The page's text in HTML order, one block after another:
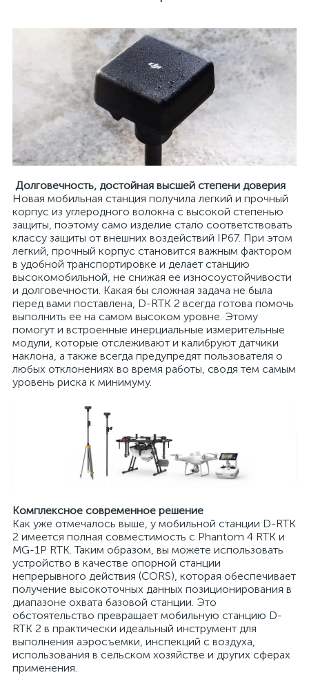
Долговечность, достойная высшей степени доверия
Новая мобильная станция получила легкий и прочный
корпус из углеродного волокна с высокой степенью
защиты, поэтому само изделие стало соответствовать
классу защиты от внешних воздействий IP67. При этом
легкий, прочный корпус становится важным фактором
в удобной транспортировке и делает станцию
высокомобильной, не снижая ее износоустойчивости
и долговечности. Какая бы сложная задача не была
перед вами поставлена, D-RTK 2 всегда готова помочь
выполнить ее на самом высоком уровне. Этому
помогут и встроенные инерциальные измерительные
модули, которые отслеживают и калибруют датчики
наклона, а также всегда предупредят пользователя о
любых отклонениях во время работы, сводя тем самым
уровень риска к минимуму.
Комплексное современное решение
Как уже отмечалось выше, у мобильной станции D-RTK
2 имеется полная совместимость с Phantom 4 RTK и
MG-1P RTK. Таким образом, вы можете использовать
устройство в качестве опорной станции
непрерывного действия (CORS), которая обеспечивает
получение высокоточных данных позиционирования в
диапазоне охвата базовой станции. Это
обстоятельство превращает мобильную станцию D-
RTK 2 в практически идеальный инструмент для
выполнения аэросъемки, инспекций с воздуха,
использования в сельском хозяйстве и других сферах
применения.